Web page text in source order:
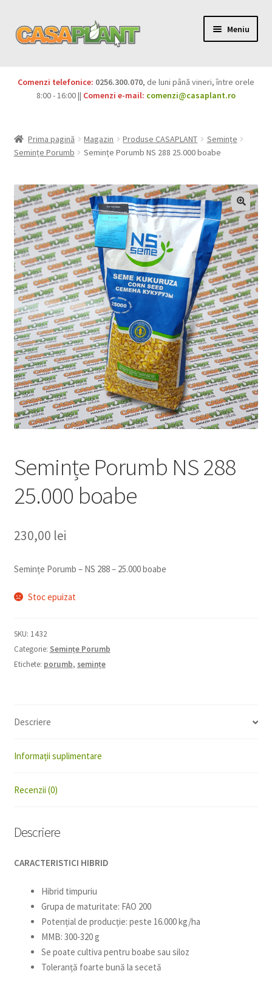
Meniu
Pesticide
copil
Produse BIO
Igienă publică
Casa și grădina
Extinde
meniul
copil
Sere și solarii
Extinde
meniul
copil
Comenzi telefonice: 0256.300.070, de luni până vineri, între orele
8:00 - 16:00 || Comenzi e-mail: comenzi@casaplant.ro
Prima pagină Magazin Produse CASAPLANT
Semințe
Semințe Porumb
Semințe Porumb NS 288 25.000 boabe
Semințe Porumb NS 288
25.000 boabe
230,00 lei
Semințe Porumb – NS 288 – 25.000 boabe
Stoc epuizat
SKU: 1432
Categorie: Semințe Porumb
Etichete: porumb, semințe
Descriere
Informații suplimentare
Recenzii (0)
Descriere
CARACTERISTICI HIBRID
Hibrid timpuriu
Grupa de maturitate: FAO 200
Potențial de producție: peste 16.000 kg/ha
MMB: 300-320 g
Se poate cultiva pentru boabe sau siloz
Toleranță foarte bună la secetă